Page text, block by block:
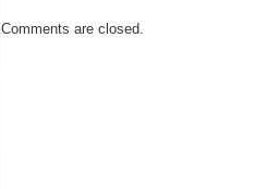
Comments are closed.